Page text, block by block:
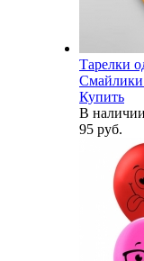
Тарелки
Смайлики
Купить
В наличии
95 руб.